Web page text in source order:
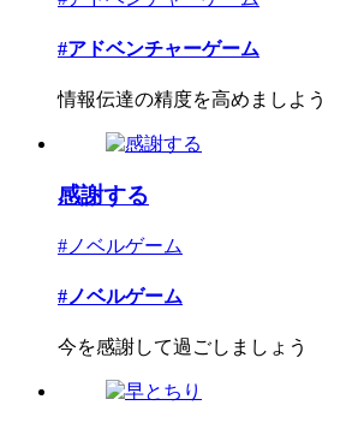
#アドベンチャーゲーム
情報伝達の精度を高めましよう
感謝する
#ノベルゲーム
#ノベルゲーム
今を感謝して過ごしましょう